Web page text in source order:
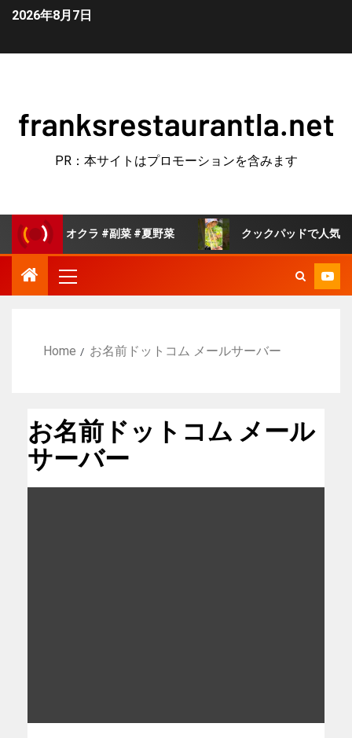
2026年8月7日
franksrestaurantla.net
PR：本サイトはプロモーションを含みます
#オクラ #副菜 #夏野菜 クックパッドで人気の白菜の
Home お名前ドットコム メールサーバー
お名前ドットコム メール
サーバー